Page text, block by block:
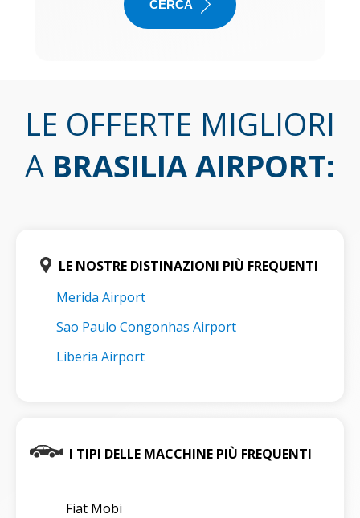
CERCA
LE OFFERTE MIGLIORI
A BRASILIA AIRPORT:
LE NOSTRE DISTINAZIONI PIÙ FREQUENTI
Merida Airport
Sao Paulo Congonhas Airport
Liberia Airport
I TIPI DELLE MACCHINE PIÙ FREQUENTI
Fiat Mobi